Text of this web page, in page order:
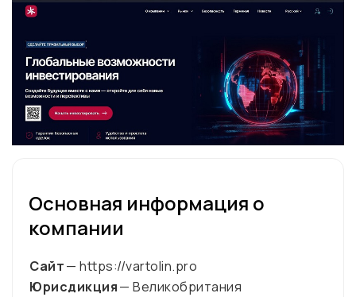
Основная информация о
компании
Сайт— https://vartolin.pro
Юрисдикция— Великобритания